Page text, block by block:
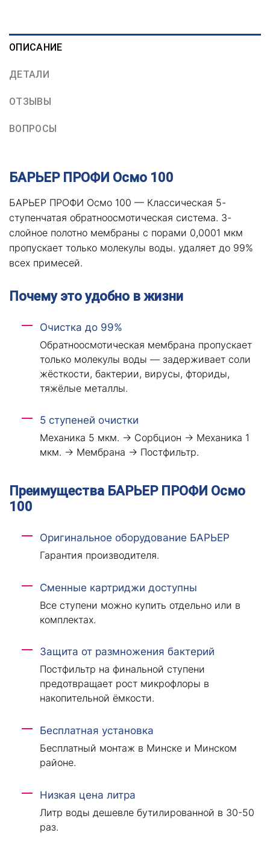
ОПИСАНИЕ
ДЕТАЛИ
ОТЗЫВЫ
ВОПРОСЫ
БАРЬЕР ПРОФИ Осмо 100
БАРЬЕР ПРОФИ Осмо 100 — Классическая 5-
ступенчатая обратноосмотическая система. 3-
слойное полотно мембраны с порами 0,0001 мкм
пропускает только молекулы воды. удаляет до 99%
всех примесей.
Почему это удобно в жизни
Очистка до 99%
Обратноосмотическая мембрана пропускает
только молекулы воды — задерживает соли
жёсткости, бактерии, вирусы, фториды,
тяжёлые металлы.
5 ступеней очистки
Механика 5 мкм. → Сорбцион → Механика 1
мкм. → Мембрана → Постфильтр.
Преимущества БАРЬЕР ПРОФИ Осмо
100
Оригинальное оборудование БАРЬЕР
Гарантия производителя.
Сменные картриджи доступны
Все ступени можно купить отдельно или в
комплектах.
Защита от размножения бактерий
Постфильтр на финальной ступени
предотвращает рост микрофлоры в
накопительной ёмкости.
Бесплатная установка
Бесплатный монтаж в Минске и Минском
районе.
Низкая цена литра
Литр воды дешевле бутилированной в 30-50
раз.